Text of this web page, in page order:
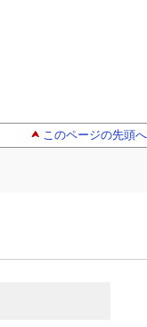
このページの先頭へ